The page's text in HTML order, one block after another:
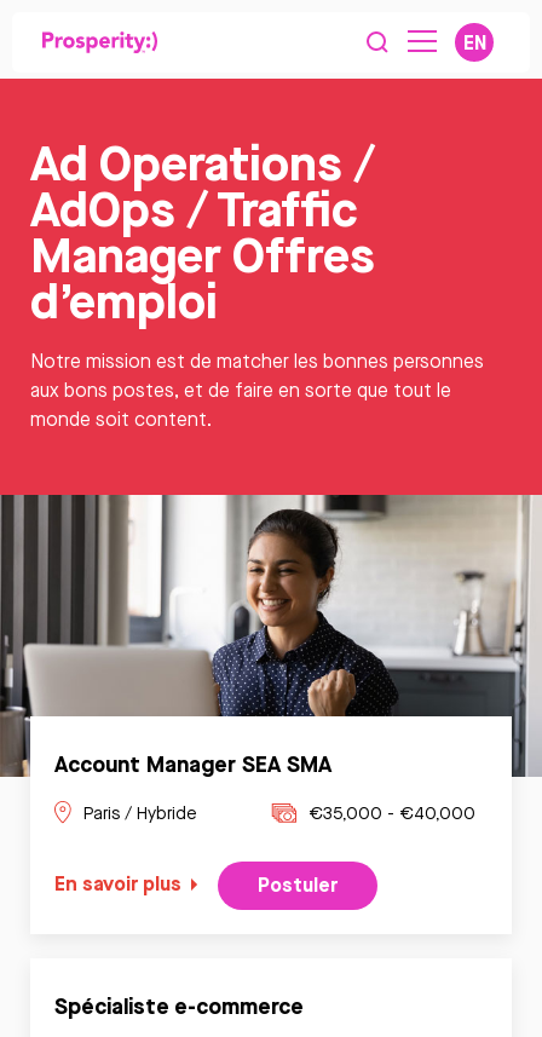
EN
Ad Operations /
AdOps / Traffic
Manager Offres
d’emploi
Notre mission est de matcher les bonnes personnes
aux bons postes, et de faire en sorte que tout le
monde soit content.
Account Manager SEA SMA
Paris / Hybride €35,000 - €40,000
En savoir plus Postuler
Spécialiste e-commerce